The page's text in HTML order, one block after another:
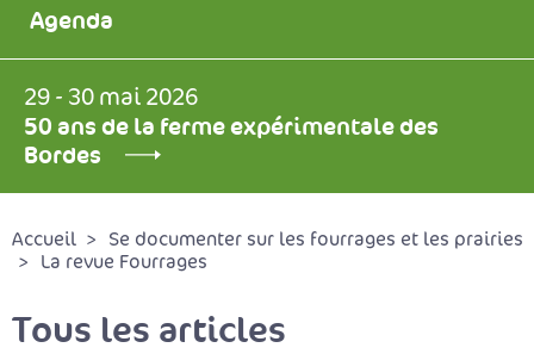
Agenda
29 - 30 mai 2026
50 ans de la ferme expérimentale des
Bordes
Accueil
Se documenter sur les fourrages et les prairies
La revue Fourrages
Tous les articles